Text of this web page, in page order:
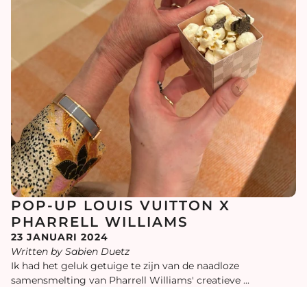
POP-UP LOUIS VUITTON X
PHARRELL WILLIAMS
23 JANUARI 2024
Written by Sabien Duetz
Ik had het geluk getuige te zijn van de naadloze
samensmelting van Pharrell Williams' creatieve ...